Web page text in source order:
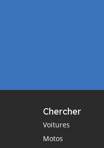
Chercher
Voitures
Motos